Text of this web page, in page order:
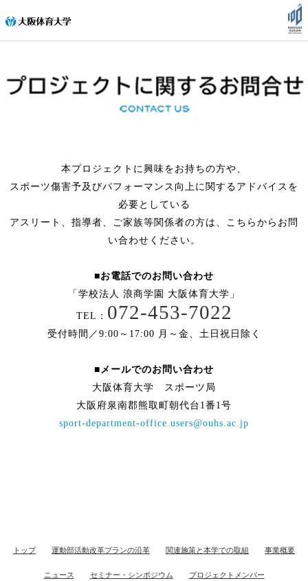
本プロジェクトに興味をお持ちの方や、
スポーツ傷害予及びパフォーマンス向上に関するアドバイスを
必要としている
アスリート、指導者、ご家族等関係者の方は、こちらからお問
い合わせください。
■お電話でのお問い合わせ
「学校法人 浪商学園 大阪体育大学」
TEL： 072-453-7022
受付時間／9:00～17:00 月～金、土日祝日除く
■メールでのお問い合わせ
大阪体育大学 スポーツ局
大阪府泉南郡熊取町朝代台1番1号
sport-department-office.users@ouhs.ac.jp
トップ 運動部活動改革プランの沿革 関連施策と本学での取組 事業概要
ニュース セミナー・シンポジウム プロジェクトメンバー